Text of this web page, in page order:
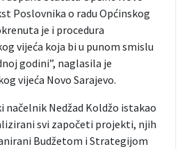
Poslovnika o radu Općinskog
je i procedura
vijeća koja bi u punom smislu
godini”, naglasila je
vijeća Novo Sarajevo.
Nedžad Koldžo istakao
svi započeti projekti, njih
Budžetom i Strategijom